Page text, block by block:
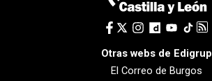
Otras webs de Edigrup
El Correo de Burgos